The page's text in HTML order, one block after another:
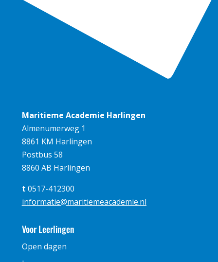
Maritieme Academie Harlingen
Almenumerweg 1
8861 KM Harlingen
Postbus 58
8860 AB Harlingen
t 0517-412300
informatie@maritiemeacademie.nl
Voor Leerlingen
Open dagen